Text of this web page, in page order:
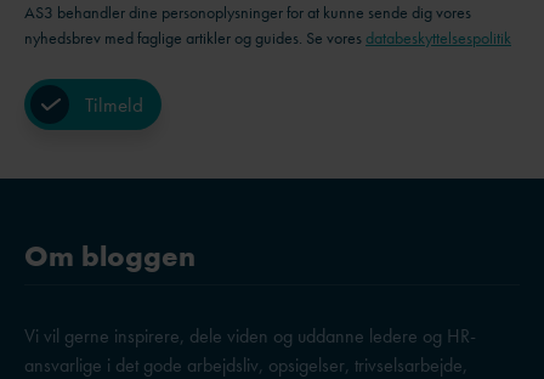
AS3 behandler dine personoplysninger for at kunne sende dig vores
nyhedsbrev med faglige artikler og guides. Se vores databeskyttelsespolitik
Om bloggen
Vi vil gerne inspirere, dele viden og uddanne ledere og HR-
ansvarlige i det gode arbejdsliv, opsigelser, trivselsarbejde,